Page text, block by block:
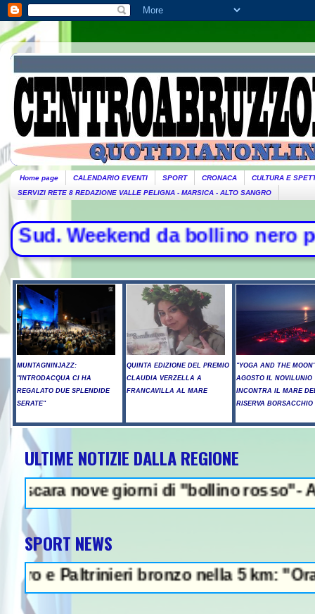
Home page CALENDARIO EVENTI SPORT CRONACA
CULTURA E
SERVIZI RETE 8 REDAZIONE VALLE PELIGNA - MARSICA - ALTO SANGRO
da bollino nero per
MUNTAGNINJAZZ:
"INTRODACQUA CI HA
REGALATO DUE SPLENDIDE
SERATE"
QUINTA EDIZIONE DEL PREMIO
CLAUDIA VERZELLA A
FRANCAVILLA AL MARE
"YOGA AND THE
AGOSTO IL NOVILUNIO
INCONTRA IL MARE
RISERVA BORSACCHIO
ULTIME NOTIZIE DALLA REGIONE
giorni di "bollino rosso"-
SPORT NEWS
bronzo nella 5 km: "Ora ci
NEWS IN